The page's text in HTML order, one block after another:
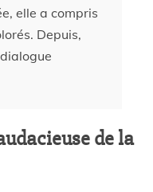
elle a compris
Depuis,
de la